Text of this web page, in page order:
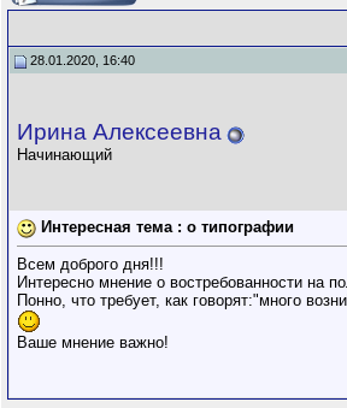
28.01.2020, 16:40
Ирина Алексеевна
Начинающий
Интересная тема : о типографии
Всем доброго дня!!!
Интересно мнение о востребованности на
Понно, что требует, как говорят:"много
Ваше мнение важно!